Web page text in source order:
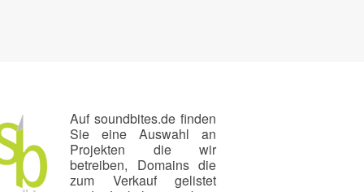
Auf soundbites.de finden
Sie eine Auswahl an
Projekten die wir
betreiben, Domains die
zum Verkauf gelistet